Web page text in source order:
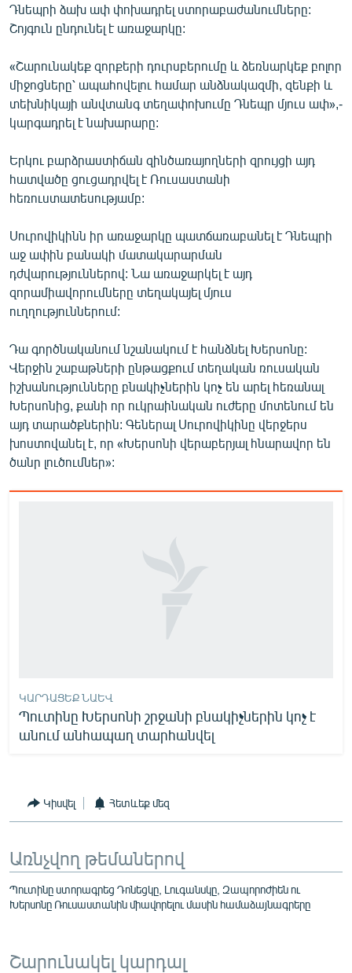
Հայերեն
Русский
ՀԵՏԵՎԵՔ ՄԵԶ
Դնեպրի ձախ ափ փոխադրել ստորաբաժանումները:
Շոյգուն ընդունել է առաջարկը:
«Շարունակեք զորքերի դուրսբերումը և ձեռնարկեք բոլոր
միջոցները՝ ապահովելու համար անձնակազմի, զենքի և
տեխնիկայի անվտանգ տեղափոխումը Դնեպր մյուս ափ»,-
կարգադրել է նախարարը:
Երկու բարձրաստիճան զինծառայողների զրույցի այդ
հատվածը ցուցադրվել է Ռուսաստանի
հեռուստատեսությամբ:
Սուրովիկինն իր առաջարկը պատճառաբանել է Դնեպրի
աջ ափին բանակի մատակարարման
դժվարություններով: Նա առաջարկել է այդ
զորամիավորումները տեղակայել մյուս
ուղղություններում:
Դա գործնականում նշանակում է հանձնել Խերսոնը:
Վերջին շաբաթների ընթացքում տեղական ռուսական
իշխանությունները բնակիչներին կոչ են արել հեռանալ
Խերսոնից, քանի որ ուկրաինական ուժերը մոտենում են
այդ տարածքներին: Գեներալ Սուրովիկինը վերջերս
խոստովանել է, որ «Խերսոնի վերաբերյալ հնարավոր են
ծանր լուծումներ»:
ԿԱՐԴԱՑԵՔ ՆԱԵՎ
Պուտինը Խերսոնի շրջանի բնակիչներին կոչ է
անում անհապաղ տարհանվել
Կիսվել Հետևեք մեզ
Առնչվող թեմաներով
Պուտինը ստորագրեց Դոնեցկը, Լուգանսկը, Զապորոժիեն ու
Խերսոնը Ռուսաստանին միավորելու մասին համաձայնագրերը
Շարունակել կարդալ